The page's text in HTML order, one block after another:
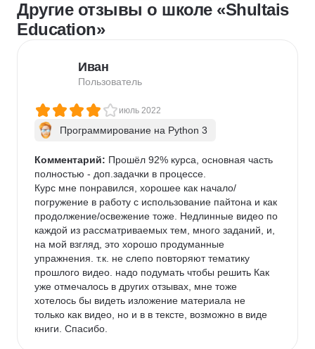
Другие отзывы о школе «Shultais
Education»
Иван
Пользователь
июль 2022
Программирование на Python 3
Комментарий: Прошёл 92% курса, основная часть
полностью - доп.задачки в процессе.
Курс мне понравился, хорошее как начало/
погружение в работу с использование пайтона и как
продолжение/освежение тоже. Недлинные видео по
каждой из рассматриваемых тем, много заданий, и,
на мой взгляд, это хорошо продуманные
упражнения. т.к. не слепо повторяют тематику
прошлого видео. надо подумать чтобы решить Как
уже отмечалось в других отзывах, мне тоже
хотелось бы видеть изложение материала не
только как видео, но и в в тексте, возможно в виде
книги. Спасибо.